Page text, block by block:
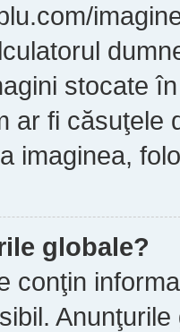
stocate
ar fi căsuţele
imaginea,
globale?
conţin